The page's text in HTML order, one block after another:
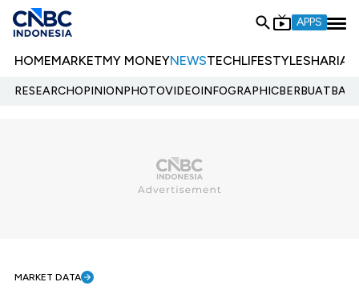
APPS
HOMEMARKETMY MONEYNEWSTECHLIFESTYLESHARIA
RESEARCHOPINIONPHOTOVIDEOINFOGRAPHIC
MARKET DATA